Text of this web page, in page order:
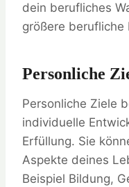
dein berufliches
größere berufliche
Personliche
Personliche Ziele
individuelle
Erfüllung. Sie
Aspekte deines
Beispiel Bildung,